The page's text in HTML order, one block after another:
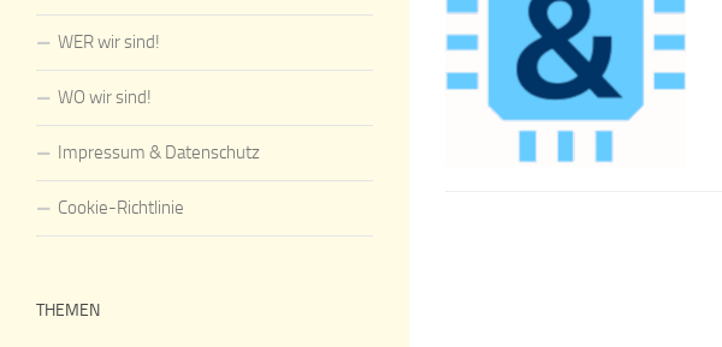
WER wir sind!
WO wir sind!
Impressum & Datenschutz
Cookie-Richtlinie
THEMEN